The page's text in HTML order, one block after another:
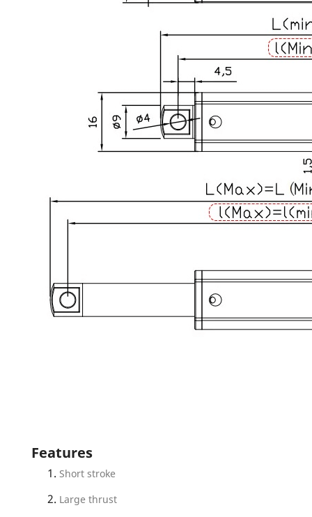
Features
Short stroke
Large thrust